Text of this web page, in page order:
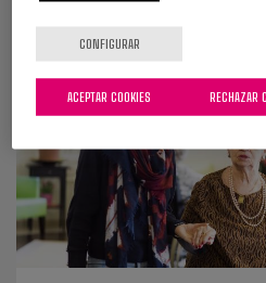
CONFIGURAR
RECHAZAR
ACEPTAR COOKIES